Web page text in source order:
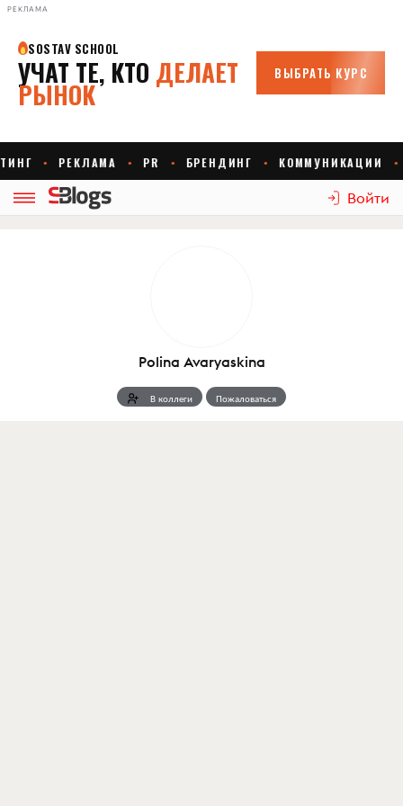
РЕКЛАМА
Войти
Polina Avaryaskina
В коллеги Пожаловаться